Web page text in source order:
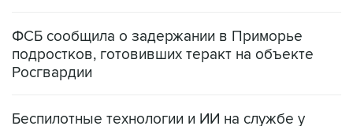
ФСБ сообщила о задержании в Приморье
подростков, готовивших теракт на объекте
Росгвардии
Беспилотные технологии и ИИ на службе у